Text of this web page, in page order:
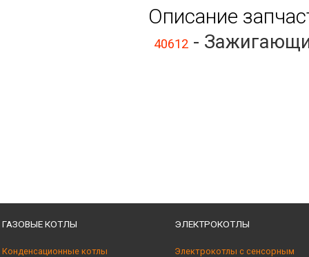
Описание
40612 -
ГАЗОВЫЕ КОТЛЫ
Конденсационные котлы
ЭЛЕКТРОКОТЛЫ
Электрокотлы с сенсорным